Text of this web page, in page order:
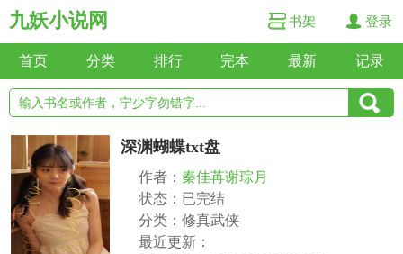
九妖小说网 书架 登录
首页 分类 排行 完本 最新 记录
深渊蝴蝶txt盘
作者： 秦佳苒谢琮月
状态：已完结
分类：修真武侠
最近更新：